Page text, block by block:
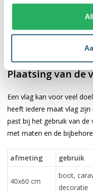
✓ snelle levering uit eigen
✓ altijd de laagste prijs
✓ scherpe bedrukking en
Plaatsing van de
Een vlag kan voor veel
heeft iedere maat vlag
past bij het gebruik van de
met maten en de
afmeting gebruik
40x60 cm
boot,
decoratie